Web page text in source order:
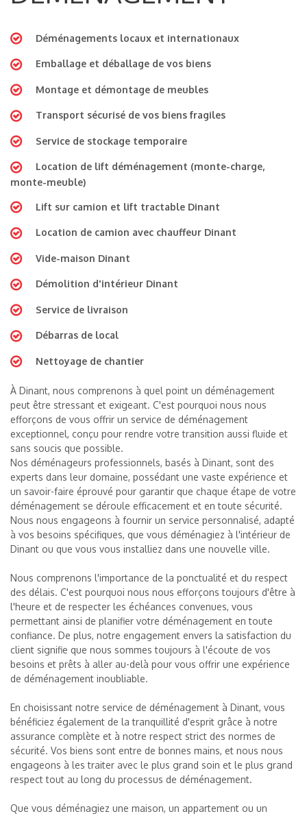
Déménagements locaux et internationaux
Emballage et déballage de vos biens
Montage et démontage de meubles
Transport sécurisé de vos biens fragiles
Service de stockage temporaire
Location de lift déménagement (monte-charge,
monte-meuble)
Lift sur camion et lift tractable Dinant
Location de camion avec chauffeur Dinant
Vide-maison Dinant
Démolition d'intérieur Dinant
Service de livraison
Débarras de local
Nettoyage de chantier
À Dinant, nous comprenons à quel point un déménagement
peut être stressant et exigeant. C'est pourquoi nous nous
efforçons de vous offrir un service de déménagement
exceptionnel, conçu pour rendre votre transition aussi fluide et
sans soucis que possible.
Nos déménageurs professionnels, basés à Dinant, sont des
experts dans leur domaine, possédant une vaste expérience et
un savoir-faire éprouvé pour garantir que chaque étape de votre
déménagement se déroule efficacement et en toute sécurité.
Nous nous engageons à fournir un service personnalisé, adapté
à vos besoins spécifiques, que vous déménagiez à l'intérieur de
Dinant ou que vous vous installiez dans une nouvelle ville.
Nous comprenons l'importance de la ponctualité et du respect
des délais. C'est pourquoi nous nous efforçons toujours d'être à
l'heure et de respecter les échéances convenues, vous
permettant ainsi de planifier votre déménagement en toute
confiance. De plus, notre engagement envers la satisfaction du
client signifie que nous sommes toujours à l'écoute de vos
besoins et prêts à aller au-delà pour vous offrir une expérience
de déménagement inoubliable.
En choisissant notre service de déménagement à Dinant, vous
bénéficiez également de la tranquillité d'esprit grâce à notre
assurance complète et à notre respect strict des normes de
sécurité. Vos biens sont entre de bonnes mains, et nous nous
engageons à les traiter avec le plus grand soin et le plus grand
respect tout au long du processus de déménagement.
Que vous déménagiez une maison, un appartement ou un